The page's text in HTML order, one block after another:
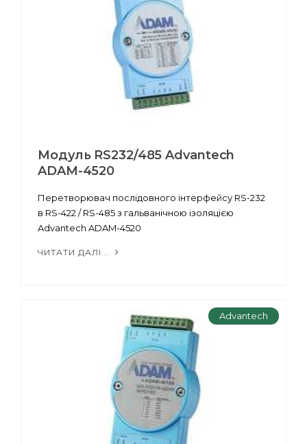
Модуль RS232/485 Advantech
ADAM-4520
Перетворювач послідовного інтерфейсу RS-232
в RS-422 / RS-485 з гальванічною ізоляцією
Advantech ADAM-4520
ЧИТАТИ ДАЛІ...
Advantech